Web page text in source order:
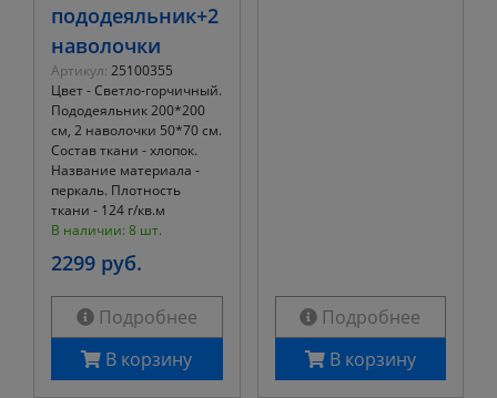
пододеяльник+2
наволочки
Артикул: 25100355
Цвет - Светло-горчичный.
Пододеяльник 200*200
см, 2 наволочки 50*70 см.
Состав ткани - хлопок.
Название материала -
перкаль. Плотность
ткани - 124 г/кв.м
В наличии: 8 шт.
2299 руб.
Подробнее
В корзину
Подробнее
В корзину